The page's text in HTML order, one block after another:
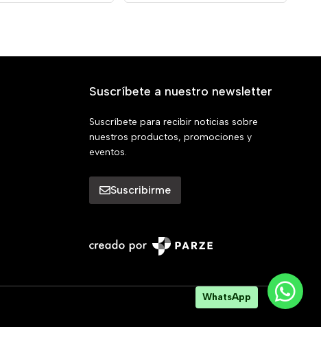
Suscríbete a nuestro newsletter
Suscríbete para recibir noticias sobre
nuestros productos, promociones y
eventos.
Suscribirme
WhatsApp